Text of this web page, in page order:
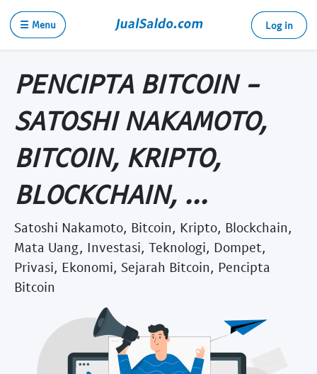
☰ Menu Log in
PENCIPTA BITCOIN -
SATOSHI NAKAMOTO,
BITCOIN, KRIPTO,
BLOCKCHAIN, ...
Satoshi Nakamoto, Bitcoin, Kripto, Blockchain,
Mata Uang, Investasi, Teknologi, Dompet,
Privasi, Ekonomi, Sejarah Bitcoin, Pencipta
Bitcoin